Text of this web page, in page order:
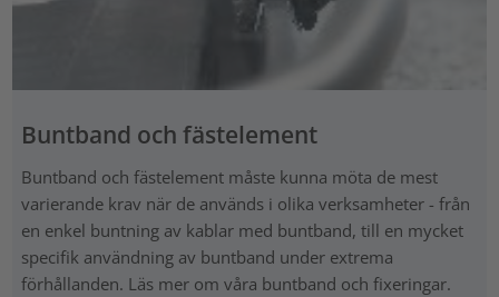
Buntband och fästelement
Buntband och fästelement måste kunna möta de mest
varierande krav när de används i olika verksamheter - från
en enkel buntning av kablar med buntband, till en mycket
specifik användning av buntband under extrema
förhållanden. Läs mer om våra buntband och fixeringar.